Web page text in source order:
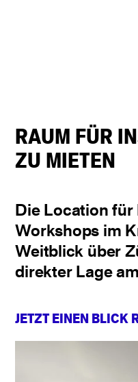
RAUM FÜR
ZU MIETEN
Die Location für
Workshops im
Weitblick über
direkter Lage
JETZT EINEN BLICK